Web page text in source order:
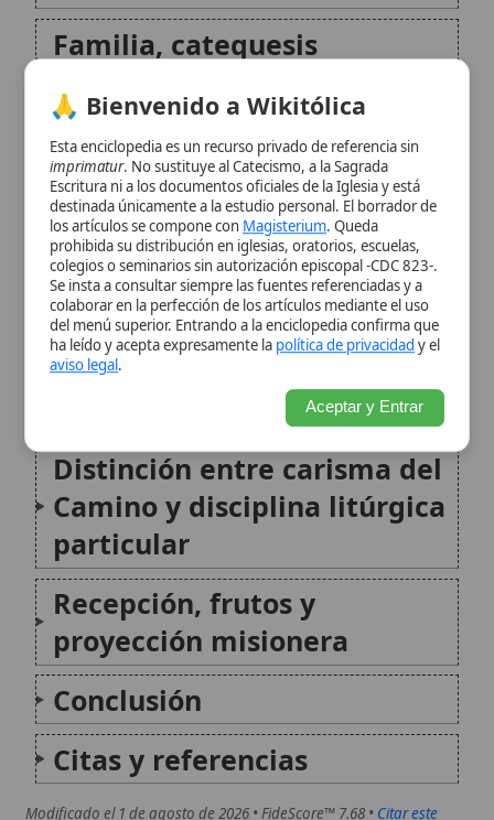
formación
Formación litúrgico-pastoral
en la vida de la Iglesia
Gobierno eclesial y papel de
los responsables
Distinción entre carisma del
Camino y disciplina litúrgica
particular
Recepción, frutos y
proyección misionera
Conclusión
Citas y referencias
Modificado el 1 de agosto de 2026 •
artículo•Paq. Scorm (LMS)•Sugerir mejora•Compartir artículo•
Imprimir artículo• Generar QR •Instalar aplicación
Carmen Hernández (Camino Neocatecumenal)
asociada como cofundadora al Camino
Neocatecumenal junto a Francisco «Kiko» Argüello, y
su figura aparece vinculada en los discursos
pontificios al anuncio cristiano, la conversión interior
y la comunión eclesial.
destinada únicamente a la estudio personal. El borrador de
los artículos se compone conMagisterium. Queda
prohibida su distribución en iglesias, oratorios, escuelas,
colegios o seminarios sin autorización episcopal -CDC 823-.
colaborar en la perfección de los artículos mediante el uso
del menú superior. Entrando a la enciclopedia confirma que
aviso legal.
Aceptar y Entrar